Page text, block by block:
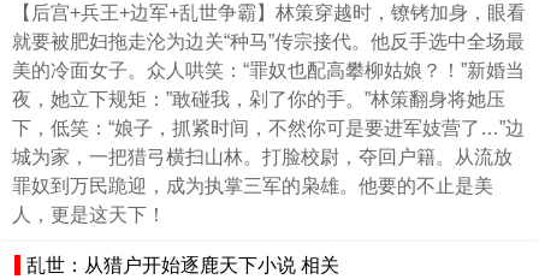
【后宫+兵王+边军+乱世争霸】林策穿越时，镣铐加身，眼看
就要被肥妇拖走沦为边关“种马”传宗接代。他反手选中全场最
美的冷面女子。众人哄笑：“罪奴也配高攀柳姑娘？！”新婚当
夜，她立下规矩：”敢碰我，剁了你的手。”林策翻身将她压
下，低笑：“娘子，抓紧时间，不然你可是要进军妓营了…”边
城为家，一把猎弓横扫山林。打脸校尉，夺回户籍。从流放
罪奴到万民跪迎，成为执掌三军的枭雄。他要的不止是美
人，更是这天下！
乱世：从猎户开始逐鹿天下小说 相关